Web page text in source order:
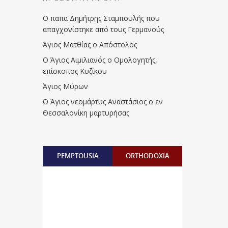
Ο παπα Δημήτρης Σταμπουλής που
απαγχονίστηκε από τους Γερμανούς
Άγιος Ματθίας ο Απόστολος
Ο Άγιος Αιμιλιανός ο Ομολογητής,
επίσκοπος Κυζίκου
Άγιος Μύρων
Ο Άγιος νεομάρτυς Αναστάσιος ο εν
Θεσσαλονίκη μαρτυρήσας
PEMPTOUSIA ORTHODOXIA